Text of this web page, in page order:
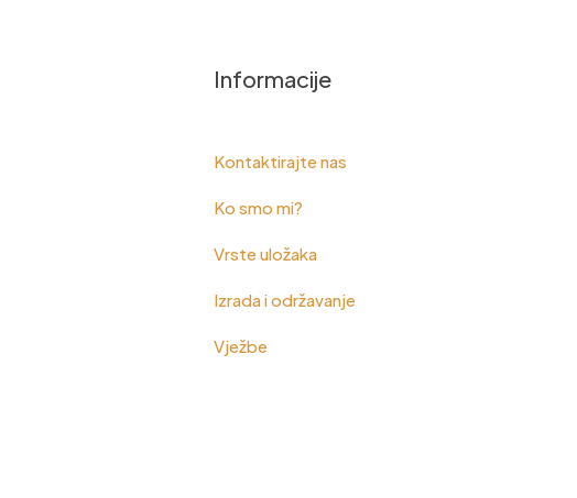
Informacije
Kontaktirajte nas
Ko smo mi?
Vrste uložaka
Izrada i održavanje
Vježbe